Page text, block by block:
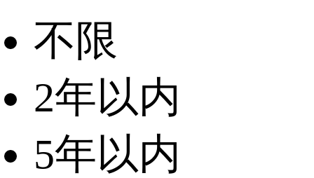
不限
2年以内
5年以内